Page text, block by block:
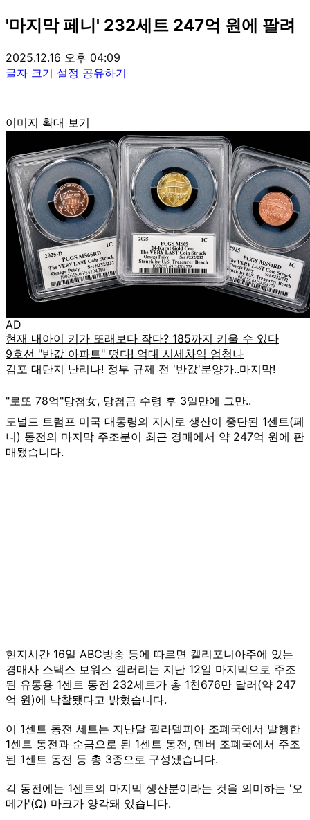
'마지막 페니' 232세트 247억 원에 팔려
2025.12.16 오후 04:09
글자 크기 설정 공유하기
이미지 확대 보기
AD
도널드 트럼프 미국 대통령의 지시로 생산이 중단된 1센트(페
니) 동전의 마지막 주조분이 최근 경매에서 약 247억 원에 판
매됐습니다.
현지시간 16일 ABC방송 등에 따르면 캘리포니아주에 있는
경매사 스택스 보워스 갤러리는 지난 12일 마지막으로 주조
된 유통용 1센트 동전 232세트가 총 1천676만 달러(약 247
억 원)에 낙찰됐다고 밝혔습니다.
이 1센트 동전 세트는 지난달 필라델피아 조폐국에서 발행한
1센트 동전과 순금으로 된 1센트 동전, 덴버 조폐국에서 주조
된 1센트 동전 등 총 3종으로 구성됐습니다.
각 동전에는 1센트의 마지막 생산분이라는 것을 의미하는 '오
메가'(Ω) 마크가 양각돼 있습니다.